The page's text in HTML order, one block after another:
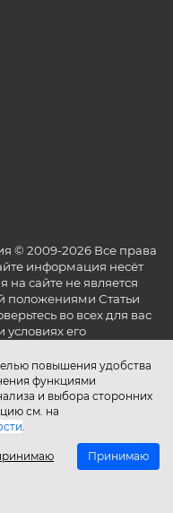
повышения удобства
функциями
и выбора сторонних
см. на
.
Принимаю
© 2009-2026 Все права
информация несёт
сайте не является
положениями Статьи
во всех для вас
условиях его